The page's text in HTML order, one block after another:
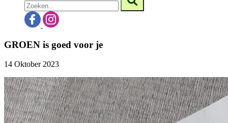
GROEN is goed voor je
14 Oktober 2023